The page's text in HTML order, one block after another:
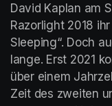
David Kaplan am
Razorlight 2018
Sleeping“. Doch
lange. Erst 2021
über einem
Zeit des zweiten